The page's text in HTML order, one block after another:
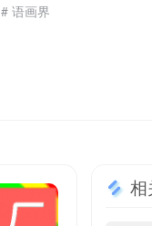
# 语画界
相